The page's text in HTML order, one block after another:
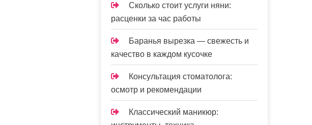
Сколько стоит услуги няни:
расценки за час работы
Баранья вырезка — свежесть и
качество в каждом кусочке
Консультация стоматолога:
осмотр и рекомендации
Классический маникюр: